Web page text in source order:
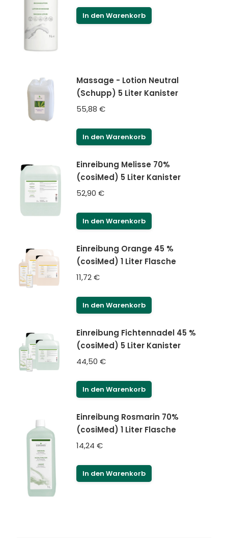
In den Warenkorb
Massage - Lotion Neutral
(Schupp) 5 Liter Kanister
55,88 €
In den Warenkorb
Einreibung Melisse 70%
(cosiMed) 5 Liter Kanister
52,90 €
In den Warenkorb
Einreibung Orange 45 %
(cosiMed) 1 Liter Flasche
11,72€
In den Warenkorb
Einreibung Fichtennadel 45 %
(cosiMed) 5 Liter Kanister
44,50 €
In den Warenkorb
Einreibung Rosmarin 70%
(cosiMed) 1 Liter Flasche
14,24 €
In den Warenkorb